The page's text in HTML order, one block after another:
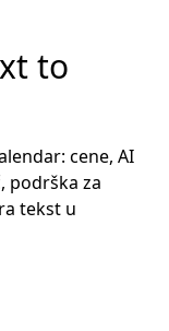
to
cene, AI
podrška za
tekst u